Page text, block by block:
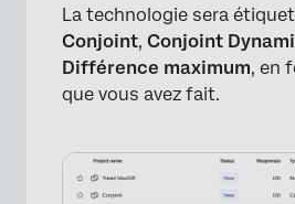
La technologie sera
Conjoint, Conjoint
Différence maximum, en
que vous avez fait.